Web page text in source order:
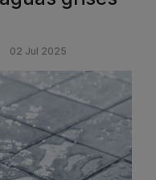
02 Jul 2025